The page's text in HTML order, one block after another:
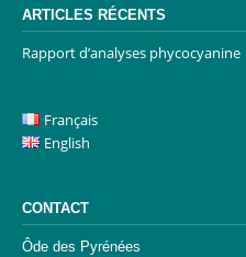
ARTICLES RÉCENTS
Rapport d’analyses phycocyanine
Français
English
CONTACT
Ôde des Pyrénées